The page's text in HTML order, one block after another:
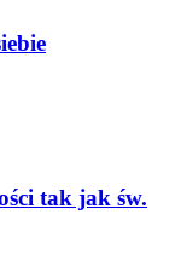
tak jak św.